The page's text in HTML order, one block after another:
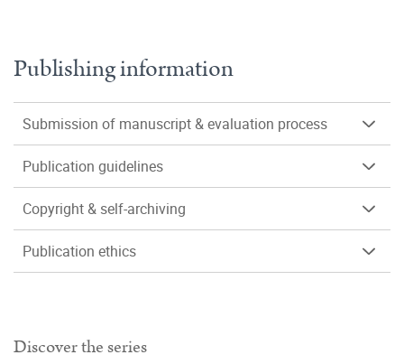
Publishing information
Submission of manuscript & evaluation process
Publication guidelines
Copyright & self-archiving
Publication ethics
Discover the series